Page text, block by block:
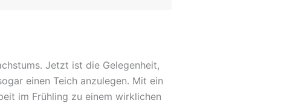
Jetzt ist die Gelegenheit,
einen Teich anzulegen. Mit ein
im Frühling zu einem wirklichen